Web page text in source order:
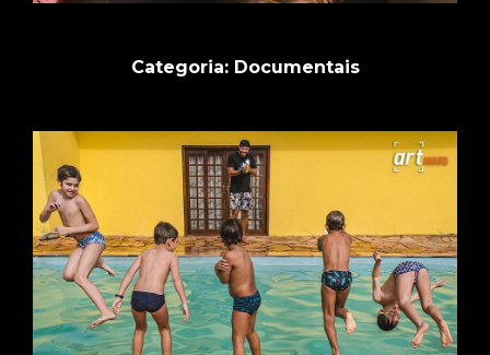
Categoria: Documentais